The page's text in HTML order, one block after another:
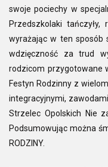
swoje pociechy w
Przedszkolaki tańczyły,
wyrażając w ten sposób
wdzięczność za trud
rodzicom przygotowane
Festyn Rodzinny z
integracyjnymi,
Strzelec Opolskich Nie
Podsumowując można
RODZINY.